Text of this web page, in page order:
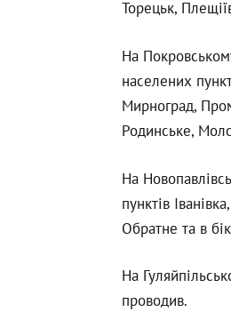
Торецьк,
На
населених
Мирноград,
Родинське,
На
пунктів
Обратне та в
На
проводив.